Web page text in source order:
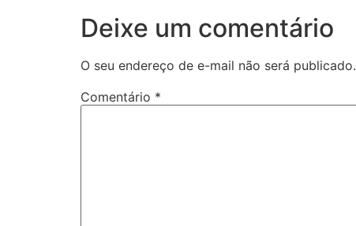
Deixe um comentário
O seu endereço de e-mail não será publicado.
Comentário *